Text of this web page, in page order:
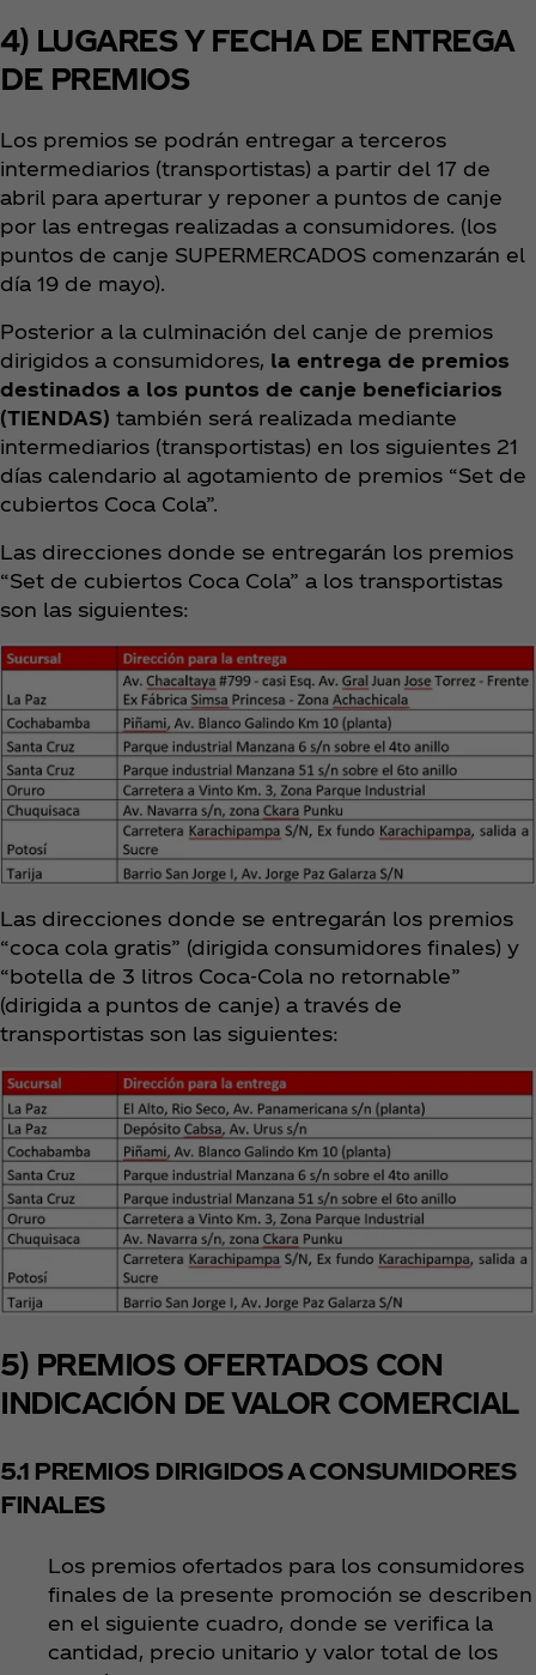
4) LUGARES Y FECHA DE ENTREGA
DE PREMIOS
Los premios se podrán entregar a terceros
intermediarios (transportistas) a partir del 17 de
abril para aperturar y reponer a puntos de canje
por las entregas realizadas a consumidores. (los
puntos de canje SUPERMERCADOS comenzarán el
día 19 de mayo).
Posterior a la culminación del canje de premios
dirigidos a consumidores, la entrega de premios
destinados a los puntos de canje beneficiarios
(TIENDAS) también será realizada mediante
intermediarios (transportistas) en los siguientes 21
días calendario al agotamiento de premios “Set de
cubiertos Coca Cola”.
Las direcciones donde se entregarán los premios
“Set de cubiertos Coca Cola” a los transportistas
son las siguientes:
Las direcciones donde se entregarán los premios
“coca cola gratis” (dirigida consumidores finales) y
“botella de 3 litros Coca‑Cola no retornable”
(dirigida a puntos de canje) a través de
transportistas son las siguientes:
5) PREMIOS OFERTADOS CON
INDICACIÓN DE VALOR COMERCIAL
5.1 PREMIOS DIRIGIDOS A CONSUMIDORES
FINALES
Los premios ofertados para los consumidores
finales de la presente promoción se describen
en el siguiente cuadro, donde se verifica la
cantidad, precio unitario y valor total de los